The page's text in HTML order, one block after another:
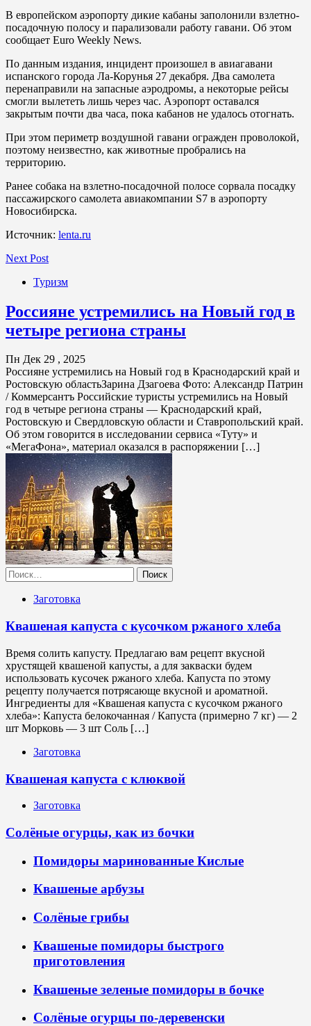
В европейском аэропорту дикие кабаны заполонили взлетно-
посадочную полосу и парализовали работу гавани. Об этом
сообщает Euro Weekly News.
По данным издания, инцидент произошел в авиагавани
испанского города Ла-Корунья 27 декабря. Два самолета
перенаправили на запасные аэродромы, а некоторые рейсы
смогли вылететь лишь через час. Аэропорт оставался
закрытым почти два часа, пока кабанов не удалось отогнать.
При этом периметр воздушной гавани огражден проволокой,
поэтому неизвестно, как животные пробрались на
территорию.
Ранее собака на взлетно-посадочной полосе сорвала посадку
пассажирского самолета авиакомпании S7 в аэропорту
Новосибирска.
Источник: lenta.ru
Next Post
Туризм
Россияне устремились на Новый год в
четыре региона страны
Пн Дек 29 , 2025
Россияне устремились на Новый год в Краснодарский край и
Ростовскую областьЗарина Дзагоева Фото: Александр Патрин
/ Коммерсантъ Российские туристы устремились на Новый
год в четыре региона страны — Краснодарский край,
Ростовскую и Свердловскую области и Ставропольский край.
Об этом говорится в исследовании сервиса «Туту» и
«МегаФона», материал оказался в распоряжении […]
Найти:
Заготовка
Квашеная капуста с кусочком ржаного хлеба
Время солить капусту. Предлагаю вам рецепт вкусной
хрустящей квашеной капусты, а для закваски будем
использовать кусочек ржаного хлеба. Капуста по этому
рецепту получается потрясающе вкусной и ароматной.
Ингредиенты для «Квашеная капуста с кусочком ржаного
хлеба»: Капуста белокочанная / Капустa (примерно 7 кг) — 2
шт Морковь — 3 шт Соль […]
Заготовка
Квашеная капуста с клюквой
Заготовка
Солёные огурцы, как из бочки
Помидоры маринованные Кислые
Квашеные арбузы
Солёные грибы
Квашеные помидоры быстрого
приготовления
Квашеные зеленые помидоры в бочке
Солёные огурцы по-деревенски